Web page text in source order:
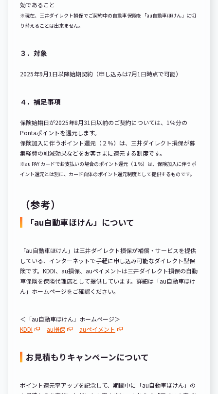
効であること
※現在、三井ダイレクト損保でご契約中の自動車保険を「au自動車ほけん」に切
り替えることは出来ません。
３．対象
2025年9月1日以降始期契約（申し込みは7月1日時点で可能）
４．補足事項
保険始期日が2025年8月31日以前のご契約については、1％分の
Pontaポイントを還元します。
保険加入に伴うポイント還元（２％）は、三井ダイレクト損保が募
集経費の削減効果などをお客さまに還元する制度です。
※au PAY カードでお支払いの場合のポイント還元（１％）は、保険加入に伴うポ
イント還元とは別に、カード自体のポイント還元制度として提供するものです。
（参考）
「au自動車ほけん」について
「au自動車ほけん」は三井ダイレクト損保が補償・サービスを提供
している、インターネットで手軽に申し込み可能なダイレクト型保
険です。KDDI、au損保、auペイメントは三井ダイレクト損保の自動
車保険を保険代理店として提供しています。詳細は「au自動車ほけ
ん」ホームページをご確認ください。
＜「au自動車ほけん」ホームページ＞
KDDI
au損保 auペイメント
お見積もりキャンペーンについて
ポイント還元率アップを記念して、期間中に「au自動車ほけん」の